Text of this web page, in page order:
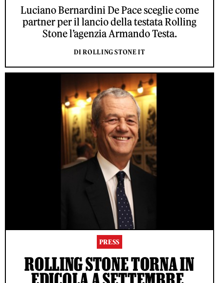
Luciano Bernardini De Pace sceglie come
partner per il lancio della testata Rolling
Stone l’agenzia Armando Testa.
DI ROLLING STONE IT
PRESS
ROLLING STONE TORNA IN